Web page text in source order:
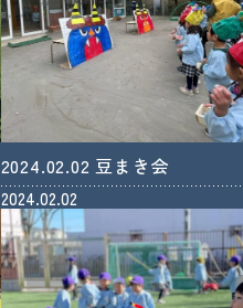
2024.02.02 豆まき会
2024.02.02